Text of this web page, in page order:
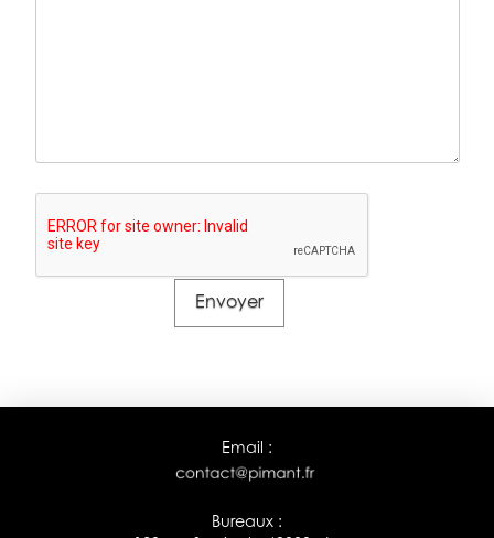
Email :
Bureaux :